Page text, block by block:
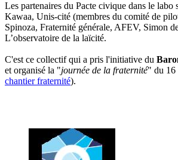
Les partenaires du Pacte civique dans le labo
Kawaa, Unis-cité (membres du comité de
Spinoza, Fraternité générale, AFEV, Simon
L’observatoire de la laïcité.
C'est ce collectif qui a pris l'initiative du
et organisé la "journée de la fraternité" du 16
chantier fraternité).